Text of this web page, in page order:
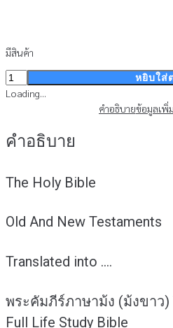
มีสินค้า
จำนวน
พระ
ม้ง
White
Full
Life
Bible
หยิบใส่
Loading...
คำอธิบายข้อมูลเพิ่
คำอธิบาย
The Holy Bible
Old And New Testaments
Translated into ….
พระคัมภีร์ภาษาม้ง (ม้งขาว)
Full Life Study Bible